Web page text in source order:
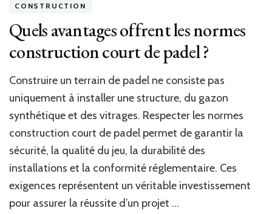
CONSTRUCTION
Quels avantages offrent les normes
construction court de padel ?
Construire un terrain de padel ne consiste pas
uniquement à installer une structure, du gazon
synthétique et des vitrages. Respecter les normes
construction court de padel permet de garantir la
sécurité, la qualité du jeu, la durabilité des
installations et la conformité réglementaire. Ces
exigences représentent un véritable investissement
pour assurer la réussite d’un projet …